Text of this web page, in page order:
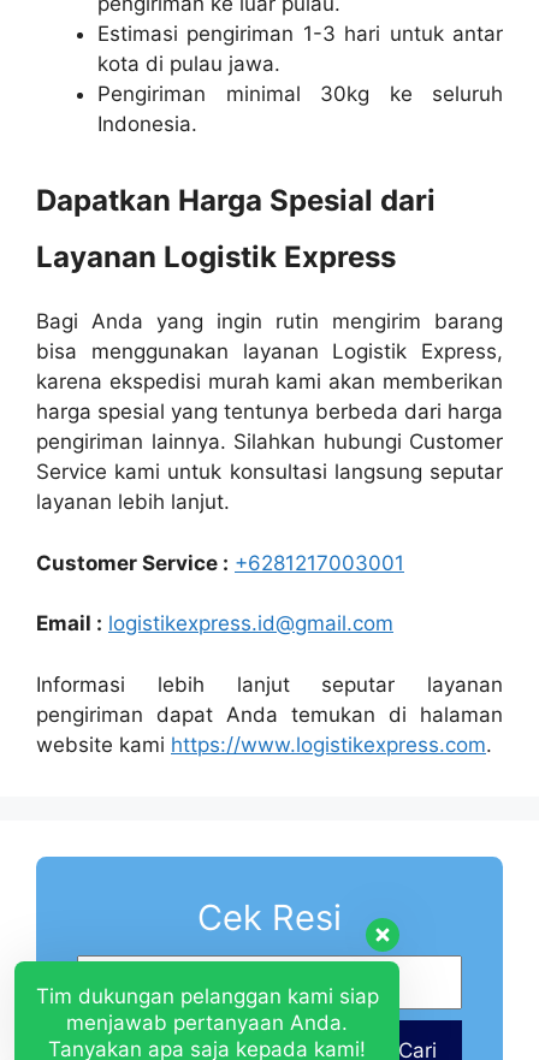
Estimasi pengiriman 1-3 hari untuk antar
kota di pulau jawa.
Pengiriman minimal 30kg ke seluruh
Indonesia.
Dapatkan Harga Spesial dari
Layanan Logistik Express
Bagi Anda yang ingin rutin mengirim barang
bisa menggunakan layanan Logistik Express,
karena ekspedisi murah kami akan memberikan
harga spesial yang tentunya berbeda dari harga
pengiriman lainnya. Silahkan hubungi Customer
Service kami untuk konsultasi langsung seputar
layanan lebih lanjut.
Customer Service : +6281217003001
Email : logistikexpress.id@gmail.com
Informasi lebih lanjut seputar layanan
pengiriman dapat Anda temukan di halaman
website kami https://www.logistikexpress.com.
Cek Resi
Cari
Tim dukungan pelanggan kami siap
menjawab pertanyaan Anda.
Tanyakan apa saja kepada kami!